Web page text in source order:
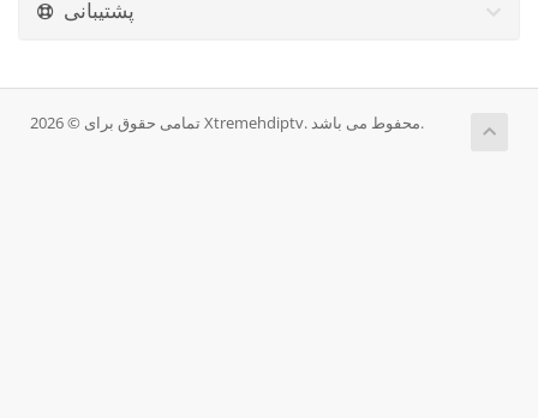
پشتیبانی
تمامی حقوق برای © 2026 Xtremehdiptv. محفوط می باشد.